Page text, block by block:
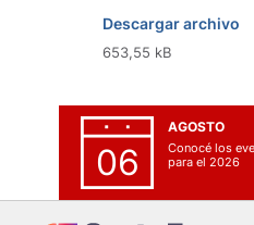
Descargar archivo
653,55 kB
06
AGOSTO
Conocé los
para el 2026